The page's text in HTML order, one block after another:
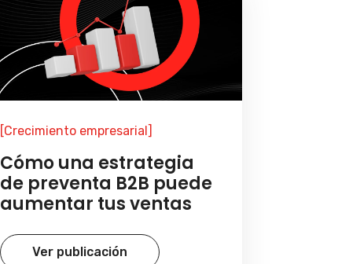
[Crecimiento empresarial]
Cómo una estrategia
de preventa B2B puede
aumentar tus ventas
Ver publicación